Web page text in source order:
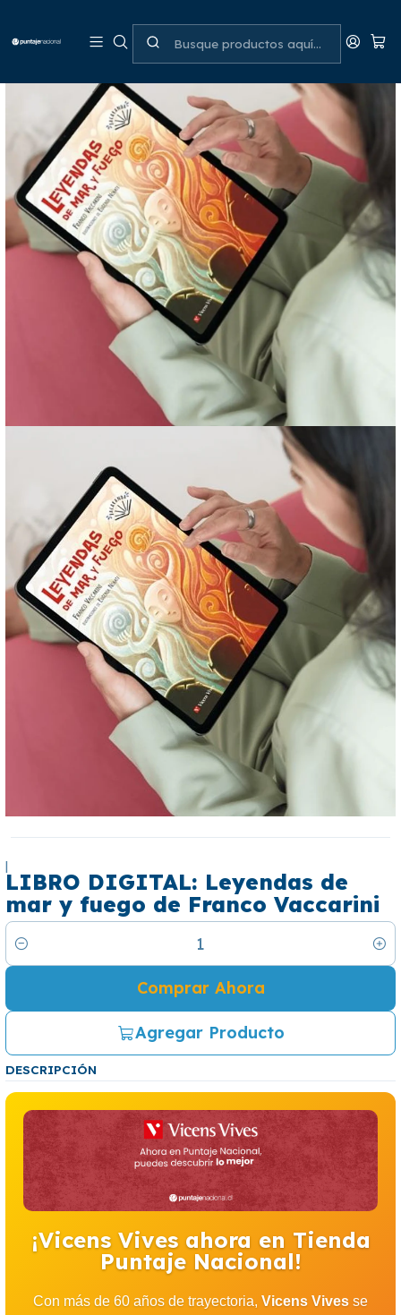
|
LIBRO DIGITAL: Leyendas de
mar y fuego de Franco Vaccarini
Cantidad
Agregar Producto
Comprar Ahora
DESCRIPCIÓN
¡Vicens Vives ahora en Tienda
Puntaje Nacional!
Con más de 60 años de trayectoria, Vicens Vives se